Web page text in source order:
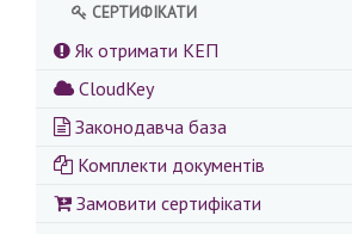
СЕРТИФІКАТИ
Як отримати КЕП
CloudKey
Законодавча база
Комплекти документів
Замовити сертифікати